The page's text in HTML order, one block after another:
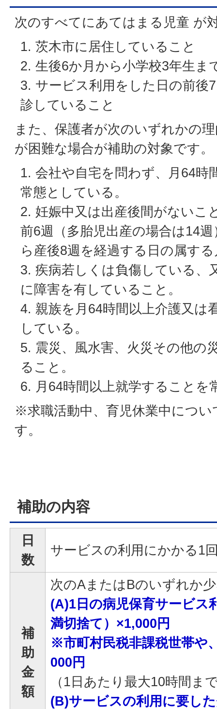
次のすべてにあてはまる児童 が
茨木市に居住していること
生後6か月から小学校3年生ま
サービス利用をした日の前後
診していること
また、保護者が次のいずれかの
が困難な場合が補助の対象です。
会社や自宅を問わず、月64時
常態としている。
妊娠中又は出産後間がないこ
前6週（多胎児出産の場合は14
ら産後8週を経過する日の属す
疾病若しくは負傷している、
に障害を有していること。
親族を月64時間以上介護又は
している。
震災、風水害、火災その他の
ること。
月64時間以上就学することを
※求職活動中、育児休業中につ
す。
補助の内容
日
数
サービスの利用にかかる1
補
助
金
額
次のAまたはBのいずれか
(A)1日の病児保育サービス
満切捨て）×1,000円
※市町村民税非課税世帯や
000円
（1日あたり最大10時間ま
(B)サービスの利用に要し